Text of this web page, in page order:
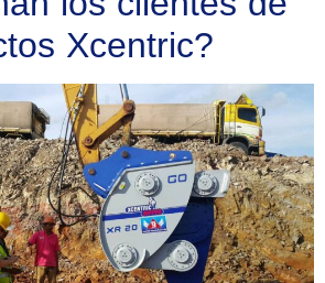
Xcentric?